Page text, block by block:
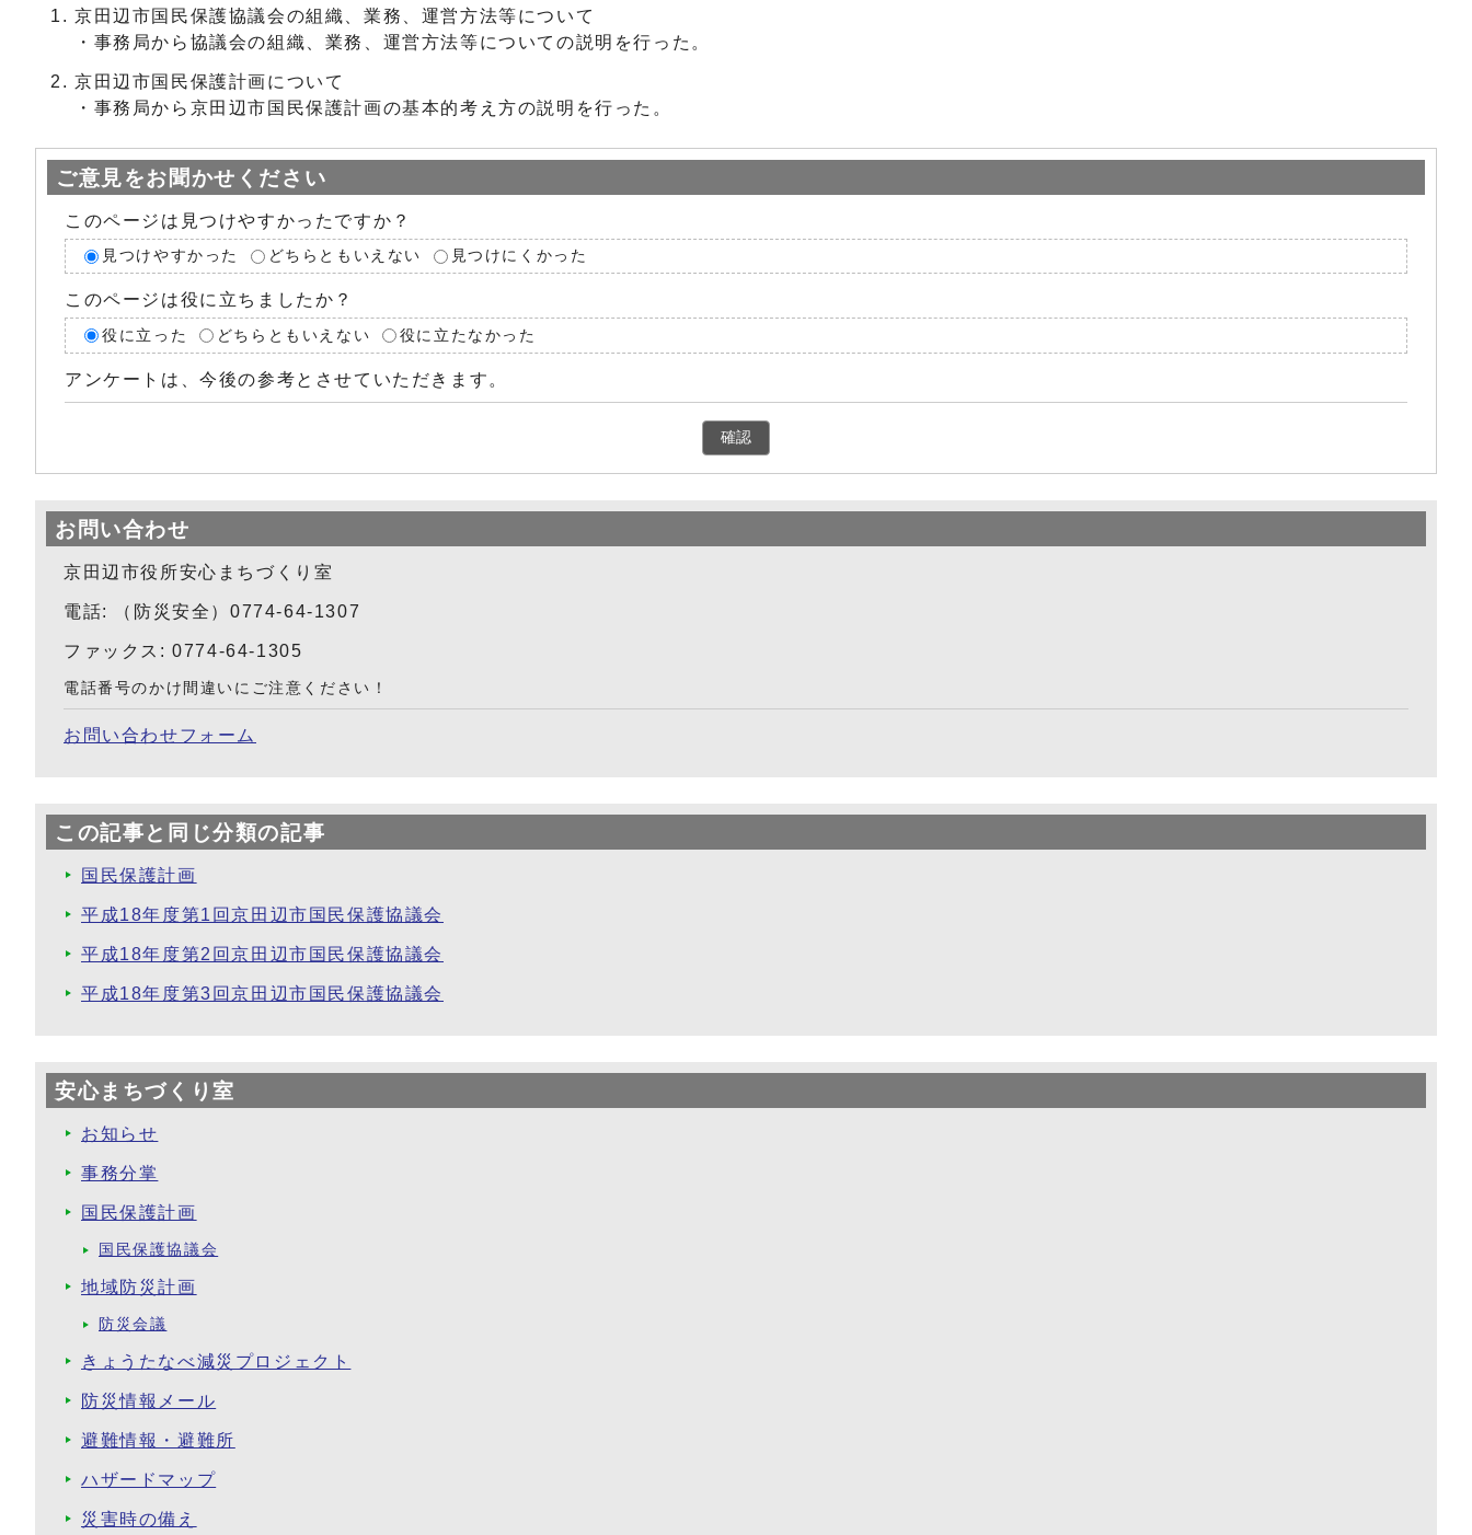
京田辺市国民保護協議会の組織、業務、運営方法等について
・事務局から協議会の組織、業務、運営方法等についての説明を行った。
京田辺市国民保護計画について
・事務局から京田辺市国民保護計画の基本的考え方の説明を行った。
ご意見をお聞かせください
このページは見つけやすかったですか？
見つけやすかった どちらともいえない 見つけにくかった
このページは役に立ちましたか？
役に立った どちらともいえない 役に立たなかった
アンケートは、今後の参考とさせていただきます。
確認
お問い合わせ
京田辺市役所安心まちづくり室
電話: （防災安全）0774-64-1307
ファックス: 0774-64-1305
電話番号のかけ間違いにご注意ください！
お問い合わせフォーム
この記事と同じ分類の記事
国民保護計画
平成18年度第1回京田辺市国民保護協議会
平成18年度第2回京田辺市国民保護協議会
平成18年度第3回京田辺市国民保護協議会
安心まちづくり室
お知らせ
事務分掌
国民保護計画
国民保護協議会
地域防災計画
防災会議
きょうたなべ減災プロジェクト
防災情報メール
避難情報・避難所
ハザードマップ
災害時の備え